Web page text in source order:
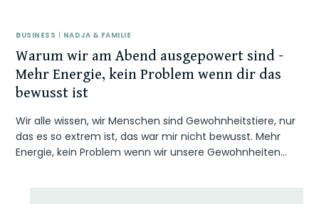
BUSINESS NADJA & FAMILIE
Warum wir am Abend ausgepowert sind –
Mehr Energie, kein Problem wenn dir das
bewusst ist
Wir alle wissen, wir Menschen sind Gewohnheitstiere, nur
das es so extrem ist, das war mir nicht bewusst. Mehr
Energie, kein Problem wenn wir unsere Gewohnheiten…